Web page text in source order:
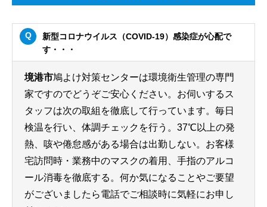
新型コロナウイルス（COVID-19）感染症が心配で
す・・・
境港市鳩よけ対策センターは環境衛生管理の専門
家ですのでどうぞご安心ください。お伺いするス
タッフは次の取組を徹底して行っています。毎日
検温を行い、体調チェックを行う。37℃以上の発
熱、咳や倦怠感がある場合は出勤しない。お客様
宅訪問時・業務中のマスクの着用、手指のアルコ
ール消毒を徹底する。何か気になることやご要望
がございましたら電話でご相談時に気軽にお申し